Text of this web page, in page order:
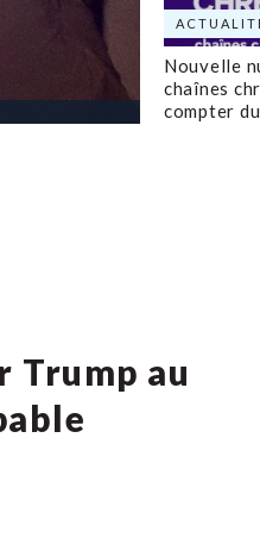
Nouvelle
chaînes
compter
Trump au